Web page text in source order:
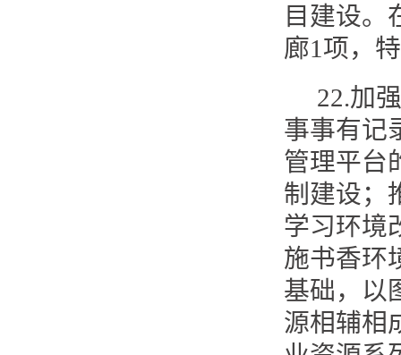
目建设。
廊1项，
22.加
事事有记
管理平台
制建设；
学习环境
施书香环
基础，以
源相辅相